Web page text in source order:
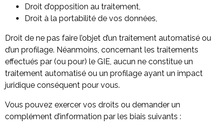
Droit d’opposition au traitement,
Droit à la portabilité de vos données,
Droit de ne pas faire l’objet d’un traitement automatisé ou
d’un profilage. Néanmoins, concernant les traitements
effectués par (ou pour) le GIE, aucun ne constitue un
traitement automatisé ou un profilage ayant un impact
juridique conséquent pour vous.
Vous pouvez exercer vos droits ou demander un
complément d’information par les biais suivants :